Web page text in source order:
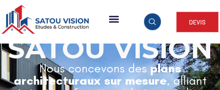
DEVIS
ARCHITECTURE & CONSTRUCTION
SATOU VISION
Nous concevons desplans
architecturaux sur mesure, alliant